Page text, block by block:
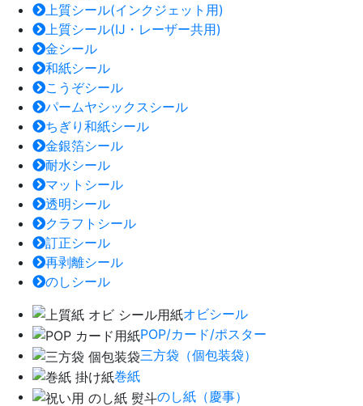
上質シール(インクジェット用)
上質シール(IJ・レーザー共用)
金シール
和紙シール
こうぞシール
パームヤシックスシール
ちぎり和紙シール
金銀箔シール
耐水シール
マットシール
透明シール
クラフトシール
訂正シール
再剥離シール
のしシール
オビシール
POP/カード/ポスター
三方袋（個包装袋）
巻紙
のし紙（慶事）